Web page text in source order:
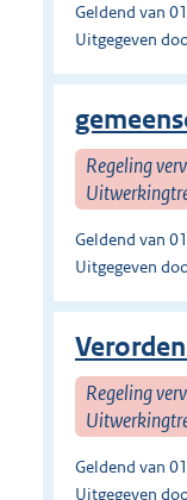
Geldend van
Uitgegeven
Regeling
Geldend van
Uitgegeven
Regeling
Geldend van
Uitgegeven